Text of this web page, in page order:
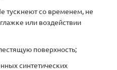
тускнеют со временем, не
или воздействии
поверхность;
синтетических